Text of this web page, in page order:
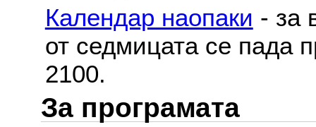
Календар наопаки - за
от седмицата се пада
2100.
За програмата